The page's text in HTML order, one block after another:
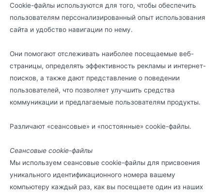
Cookie-файлы используются для того, чтобы обеспечить
пользователям персонализированный опыт использования
сайта и удобство навигации по нему.
Они помогают отслеживать наиболее посещаемые веб-
страницы, определять эффективность рекламы и интернет-
поисков, а также дают представление о поведении
пользователей, что позволяет улучшить средства
коммуникации и предлагаемые пользователям продукты.
Различают «сеансовые» и «постоянные» cookie-файлы.
Сеансовые cookie-файлы
Мы используем сеансовые cookie-файлы для присвоения
уникального идентификационного номера вашему
компьютеру каждый раз, как вы посещаете один из наших